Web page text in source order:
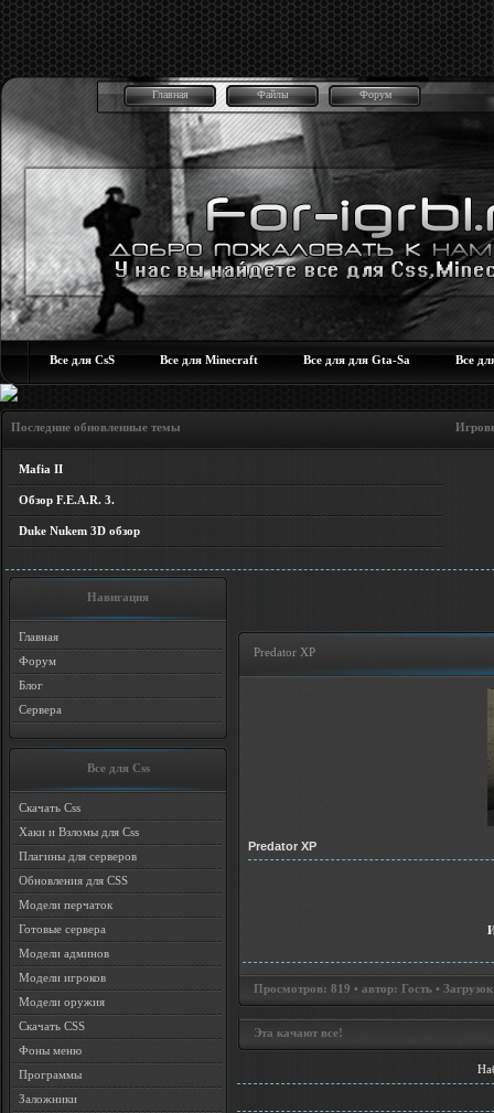
Главная Файлы Форум
Все для CsS Все для Minecraft Все для для Gta-Sa Все
Последние обновленные темы Игровые
Mafia II
Обзор F.E.A.R. 3.
Duke Nukem 3D обзор
Навигация
Главная
Форум
Блог
Сервера
Все для Css
Скачать Css
Хаки и Взломы для Css
Плагины для серверов
Обновления для CSS
Модели перчаток
Готовые сервера
Модели админов
Модели игроков
Модели оружия
Скачать CSS
Фоны меню
Программы
Заложники
Predator XP
Predator XP
Просмотров: 819 • автор: Гость •
Эта качают все!